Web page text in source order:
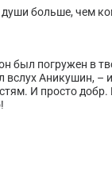
больше, чем
был погружен в
вслух Аникушин, –
И просто